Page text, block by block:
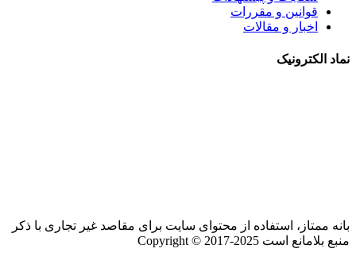
قوانین و مقررات
اخبار و مقالات
نماد الکترونیک
بانه ممتاز، استفاده از محتوای سایت برای مقاصد غیر تجاری با ذکر
منبع بلامانع است Copyright © 2017-2025